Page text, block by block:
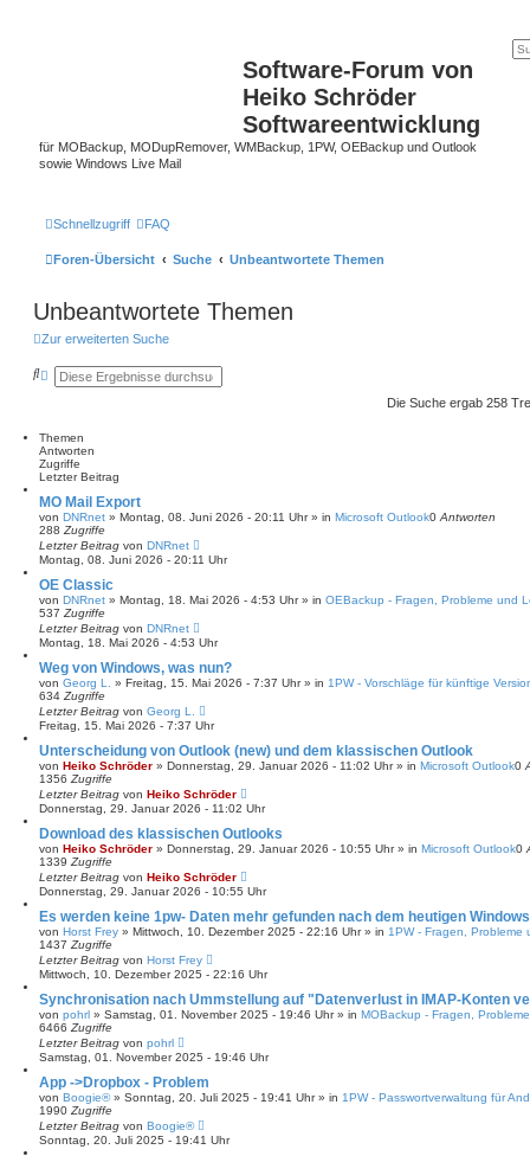
Software-Forum von
Heiko Schröder
Softwareentwicklung
für MOBackup, MODupRemover, WMBackup, 1PW, OEBackup und Outlook
sowie Windows Live Mail
Schnellzugriff FAQ
Foren-Übersicht Suche Unbeantwortete Themen
Unbeantwortete Themen
Zur erweiterten Suche
S E
t
e
r
t
e
S
u
c
h
Die Suche ergab 258
Themen
Antworten
Zugriffe
Letzter Beitrag
MO Mail Export
von DNRnet » Montag, 08. Juni 2026 - 20:11 Uhr» in Microsoft Outlook0 Antworten
288 Zugriffe
Letzter Beitrag von DNRnet
Montag, 08. Juni 2026 - 20:11 Uhr
OE Classic
von DNRnet » Montag, 18. Mai 2026 - 4:53 Uhr» in OEBackup - Fragen, Probleme und
537 Zugriffe
Letzter Beitrag von DNRnet
Montag, 18. Mai 2026 - 4:53 Uhr
Weg von Windows, was nun?
von Georg L. » Freitag, 15. Mai 2026 - 7:37 Uhr» in 1PW - Vorschläge für künftige
634 Zugriffe
Letzter Beitrag von Georg L.
Freitag, 15. Mai 2026 - 7:37 Uhr
Unterscheidung von Outlook (new) und dem klassischen Outlook
von Heiko Schröder » Donnerstag, 29. Januar 2026 - 11:02 Uhr» in Microsoft Outlook0
1356 Zugriffe
Letzter Beitrag von Heiko Schröder
Donnerstag, 29. Januar 2026 - 11:02 Uhr
Download des klassischen Outlooks
von Heiko Schröder » Donnerstag, 29. Januar 2026 - 10:55 Uhr» in Microsoft Outlook0
1339 Zugriffe
Letzter Beitrag von Heiko Schröder
Donnerstag, 29. Januar 2026 - 10:55 Uhr
Es werden keine 1pw- Daten mehr gefunden nach dem heutigen
von Horst Frey » Mittwoch, 10. Dezember 2025 - 22:16 Uhr» in 1PW - Fragen, Probleme
1437 Zugriffe
Letzter Beitrag von Horst Frey
Mittwoch, 10. Dezember 2025 - 22:16 Uhr
Synchronisation nach Ummstellung auf "Datenverlust in IMAP-Konten
von pohrl » Samstag, 01. November 2025 - 19:46 Uhr» in MOBackup - Fragen,
6466 Zugriffe
Letzter Beitrag von pohrl
Samstag, 01. November 2025 - 19:46 Uhr
App ->Dropbox - Problem
von Boogie®» Sonntag, 20. Juli 2025 - 19:41 Uhr» in 1PW - Passwortverwaltung für
1990 Zugriffe
Letzter Beitrag von Boogie®
Sonntag, 20. Juli 2025 - 19:41 Uhr